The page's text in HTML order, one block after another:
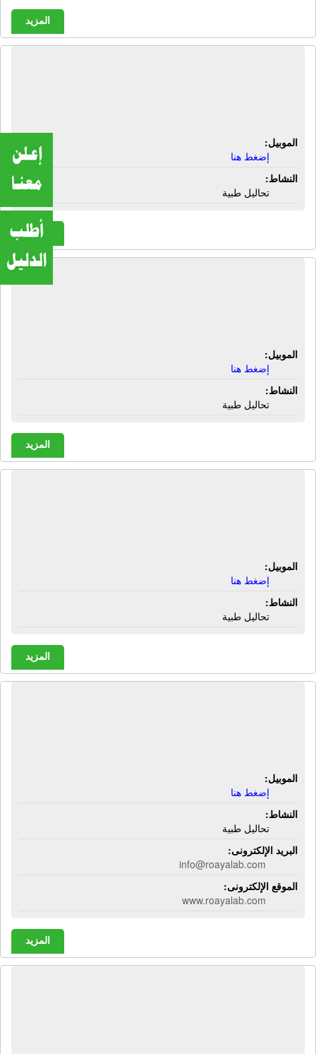
المزيد
الموبيل:
إضغط هنا
النشاط:
تحاليل طبية
المزيد
معمل دار الشفاء للتحاليل طبية | 24 م
الموبيل:
إضغط هنا
النشاط:
تحاليل طبية
المزيد
الموبيل:
إضغط هنا
النشاط:
تحاليل طبية
المزيد
الموبيل:
إضغط هنا
النشاط:
تحاليل طبية
البريد الإلكترونى:
info@roayalab.com
الموقع الإلكترونى:
www.roayalab.com
المزيد